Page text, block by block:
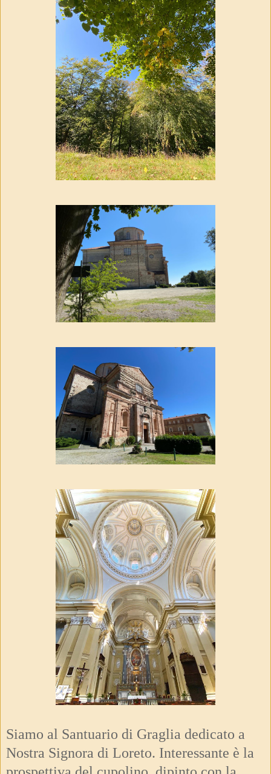
Siamo al Santuario di Graglia dedicato a
Nostra Signora di Loreto. Interessante è la